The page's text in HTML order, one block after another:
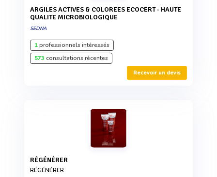
ARGILES ACTIVES & COLOREES ECOCERT - HAUTE
QUALITE MICROBIOLOGIQUE
SEDNA
1professionnels intéressés
573 consultations récentes
Recevoir un devis
RÉGÉNÉRER
RÉGÉNÉRER